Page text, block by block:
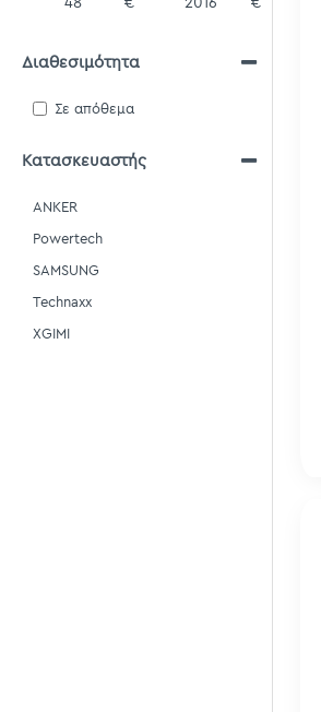
Κατασκευαστής
ANKER
Powertech
SAMSUNG
Technaxx
XGIMI
Διαθεσιμότητα
Σε απόθεμα